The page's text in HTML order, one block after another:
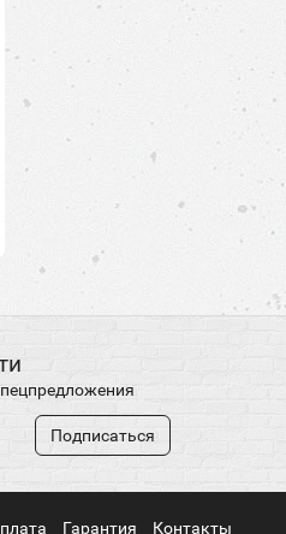
Подписаться
Гарантия Контакты